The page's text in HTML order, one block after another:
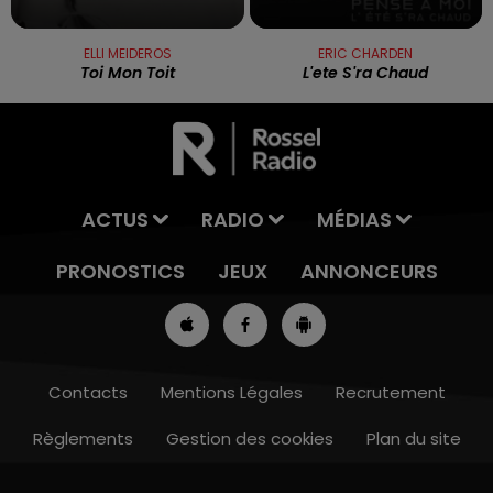
7h00 - 10h00
ELLI MEIDEROS
Toi Mon Toit
ERIC CHARDEN
L'ete S'ra Chaud
ACTUS RADIO
MÉDIAS
PRONOSTICS
JEUX ANNONCEURS
Contacts Mentions Légales
Recrutement
Règlements
Gestion des cookies Plan du site